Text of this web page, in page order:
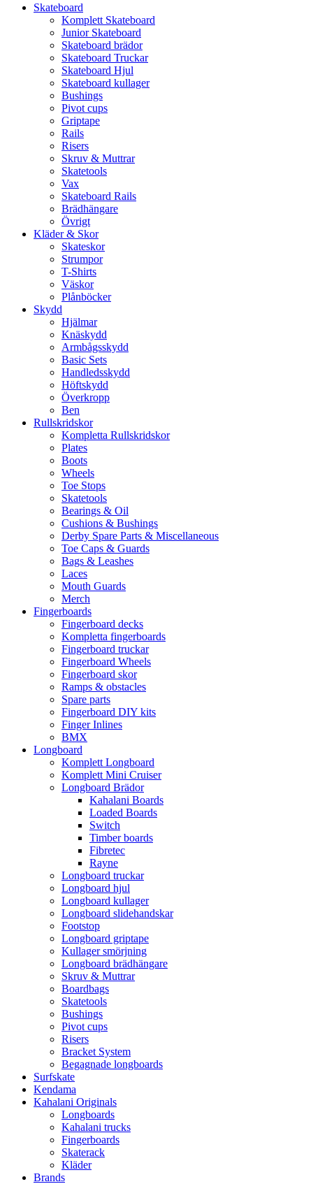
Skateboard
Komplett Skateboard
Junior Skateboard
Skateboard brädor
Skateboard Truckar
Skateboard Hjul
Skateboard kullager
Bushings
Pivot cups
Griptape
Rails
Risers
Skruv & Muttrar
Skatetools
Vax
Skateboard Rails
Brädhängare
Övrigt
Kläder & Skor
Skateskor
Strumpor
T-Shirts
Väskor
Plånböcker
Skydd
Hjälmar
Knäskydd
Armbågsskydd
Basic Sets
Handledsskydd
Höftskydd
Överkropp
Ben
Rullskridskor
Kompletta Rullskridskor
Plates
Boots
Wheels
Toe Stops
Skatetools
Bearings & Oil
Cushions & Bushings
Derby Spare Parts & Miscellaneous
Toe Caps & Guards
Bags & Leashes
Laces
Mouth Guards
Merch
Fingerboards
Fingerboard decks
Kompletta fingerboards
Fingerboard truckar
Fingerboard Wheels
Fingerboard skor
Ramps & obstacles
Spare parts
Fingerboard DIY kits
Finger Inlines
BMX
Longboard
Komplett Longboard
Komplett Mini Cruiser
Longboard Brädor
Kahalani Boards
Loaded Boards
Switch
Timber boards
Fibretec
Rayne
Longboard truckar
Longboard hjul
Longboard kullager
Longboard slidehandskar
Footstop
Longboard griptape
Kullager smörjning
Longboard brädhängare
Skruv & Muttrar
Boardbags
Skatetools
Bushings
Pivot cups
Risers
Bracket System
Begagnade longboards
Surfskate
Kendama
Kahalani Originals
Longboards
Kahalani trucks
Fingerboards
Skaterack
Kläder
Brands